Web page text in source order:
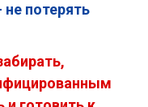
потерять